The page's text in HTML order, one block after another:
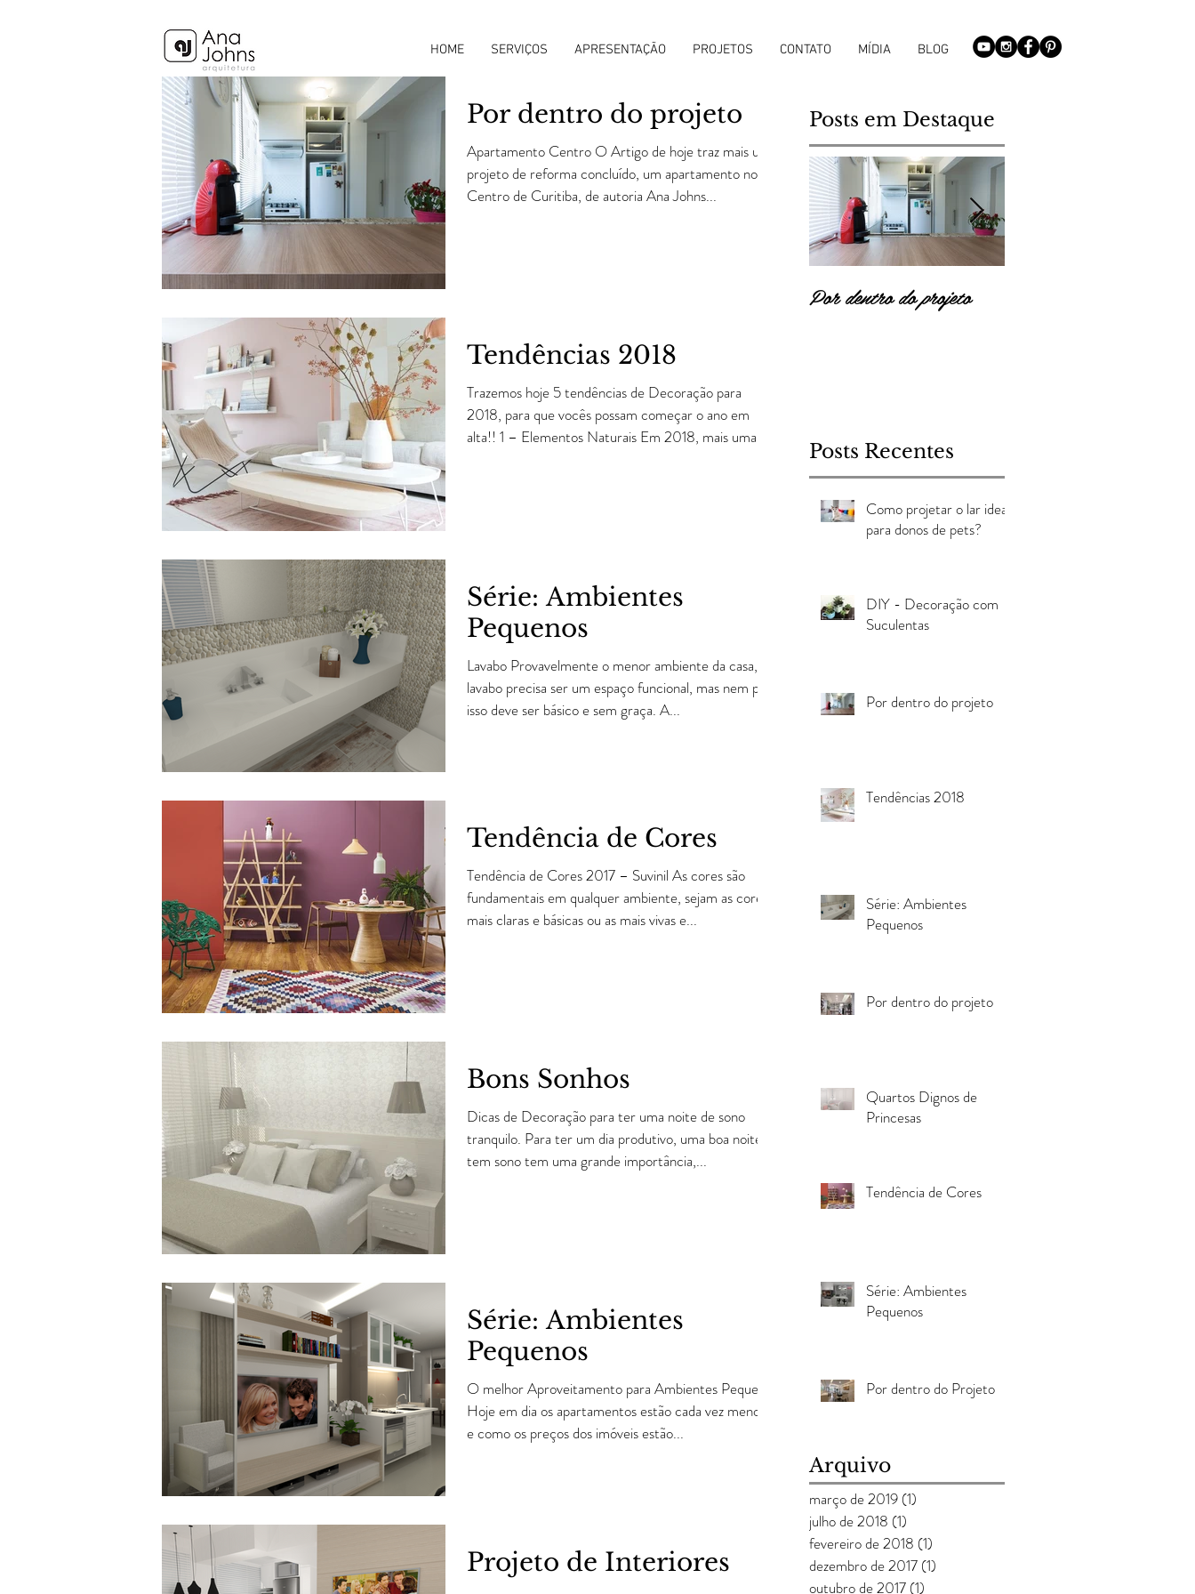
HOME SERVIÇOS APRESENTAÇÃO PROJETOS CONTATO MÍDIA BLOG
Por dentro do projeto
Apartamento Centro O Artigo de hoje traz mais um
projeto de reforma concluído, um apartamento no
Centro de Curitiba, de autoria Ana Johns...
Tendências 2018
Trazemos hoje 5 tendências de Decoração para
2018, para que vocês possam começar o ano em
alta!! 1 – Elementos Naturais Em 2018, mais uma...
Série: Ambientes
Pequenos
Lavabo Provavelmente o menor ambiente da casa, o
lavabo precisa ser um espaço funcional, mas nem por
isso deve ser básico e sem graça. A...
Tendência de Cores
Tendência de Cores 2017 – Suvinil As cores são
fundamentais em qualquer ambiente, sejam as cores
mais claras e básicas ou as mais vivas e...
Bons Sonhos
Dicas de Decoração para ter uma noite de sono
tranquilo. Para ter um dia produtivo, uma boa noite
tem sono tem uma grande importância,...
Série: Ambientes
Pequenos
O melhor Aproveitamento para Ambientes Pequenos
Hoje em dia os apartamentos estão cada vez menores
e como os preços dos imóveis estão...
Projeto de Interiores
Posts em Destaque
Por dentro do projeto
Posts Recentes
Como projetar o lar ideal
para donos de pets?
DIY - Decoração com
Suculentas
Por dentro do projeto
Tendências 2018
Série: Ambientes
Pequenos
Por dentro do projeto
Quartos Dignos de
Princesas
Tendência de Cores
Série: Ambientes
Pequenos
Por dentro do Projeto
Arquivo
março de 2019 (1)
julho de 2018 (1)
fevereiro de 2018 (1)
dezembro de 2017 (1)
outubro de 2017 (1)